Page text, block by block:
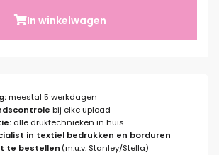
In winkelwagen
meestal 5 werkdagen
bij elke upload
alle druktechnieken in huis
in textiel bedrukken en borduren
te bestellen (m.u.v. Stanley/Stella)